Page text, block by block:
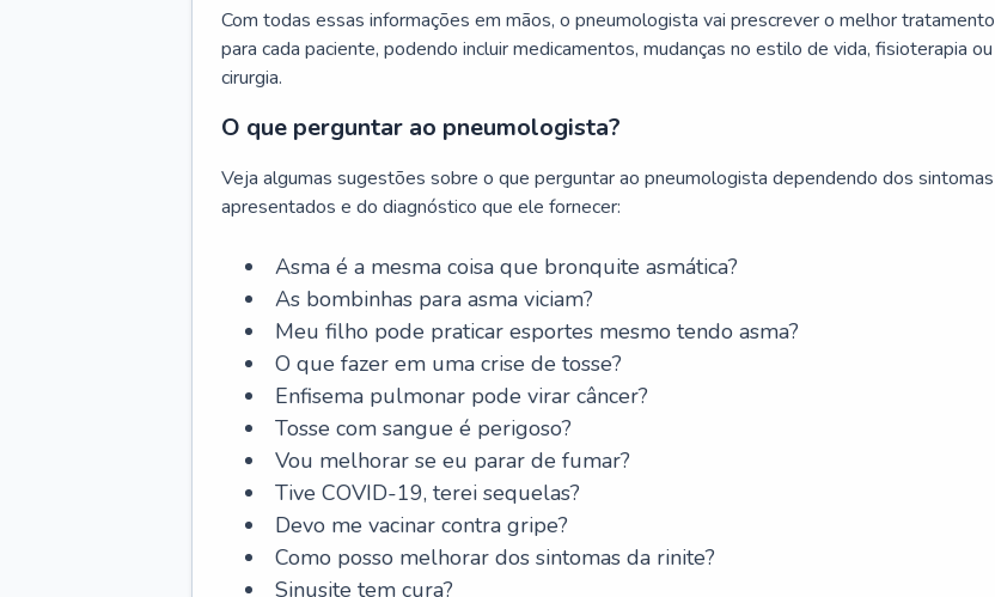
Com todas essas informações em mãos, o pneumologista vai prescrever o melhor tratamento
para cada paciente, podendo incluir medicamentos, mudanças no estilo de vida, fisioterapia ou
cirurgia.
O que perguntar ao pneumologista?
Veja algumas sugestões sobre o que perguntar ao pneumologista dependendo dos sintomas
apresentados e do diagnóstico que ele fornecer:
Asma é a mesma coisa que bronquite asmática?
As bombinhas para asma viciam?
Meu filho pode praticar esportes mesmo tendo asma?
O que fazer em uma crise de tosse?
Enfisema pulmonar pode virar câncer?
Tosse com sangue é perigoso?
Vou melhorar se eu parar de fumar?
Tive COVID-19, terei sequelas?
Devo me vacinar contra gripe?
Como posso melhorar dos sintomas da rinite?
Sinusite tem cura?